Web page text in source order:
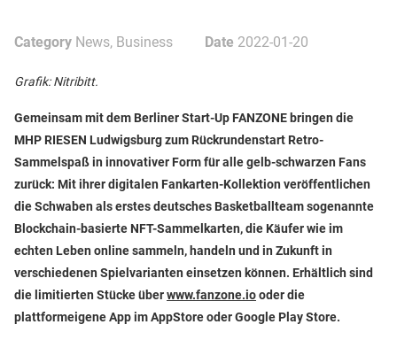
Category News, Business Date 2022-01-20
Grafik: Nitribitt.
Gemeinsam mit dem Berliner Start-Up FANZONE bringen die
MHP RIESEN Ludwigsburg zum Rückrundenstart Retro-
Sammelspaß in innovativer Form für alle gelb-schwarzen Fans
zurück: Mit ihrer digitalen Fankarten-Kollektion veröffentlichen
die Schwaben als erstes deutsches Basketballteam sogenannte
Blockchain-basierte NFT-Sammelkarten, die Käufer wie im
echten Leben online sammeln, handeln und in Zukunft in
verschiedenen Spielvarianten einsetzen können. Erhältlich sind
die limitierten Stücke überwww.fanzone.iooder die
plattformeigene App im AppStore oder Google Play Store.